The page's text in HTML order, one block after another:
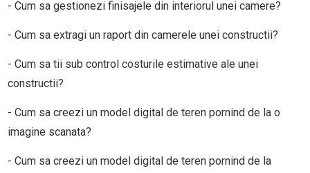
- Cum sa gestionezi finisajele din interiorul unei camere?
- Cum sa extragi un raport din camerele unei constructii?
- Cum sa tii sub control costurile estimative ale unei
constructii?
- Cum sa creezi un model digital de teren pornind de la o
imagine scanata?
- Cum sa creezi un model digital de teren pornind de la